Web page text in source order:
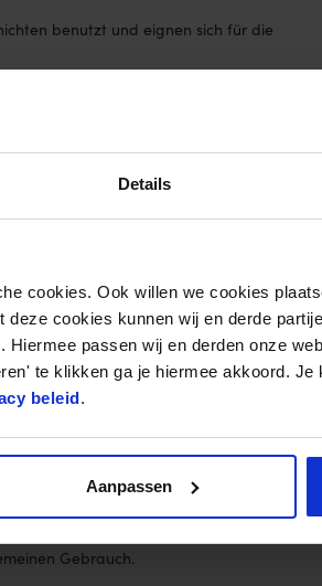
Details
cookies. Ook willen we cookies
cookies kunnen wij en derde
Hiermee passen wij en derden onze
te klikken ga je hiermee akkoord.
beleid.
Aanpassen
benutzt und eignen sich für die
Mustache
anwendbares und leicht in der Hand
Tool. Der “Mustache” hat an der unteren
Kante. Die obere Kante hat sowohl
Instrument eine spitze Kante, um die
Gebrauch.